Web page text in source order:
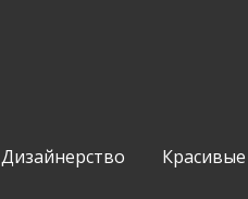
Дизайнерство